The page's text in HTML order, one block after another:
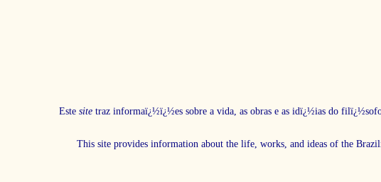
Este sitetraz informaï¿½ï¿½es sobre a vida, as obras e as idï¿½ias do
This site provides information about the life, works, and ideas of the